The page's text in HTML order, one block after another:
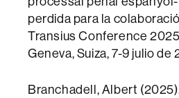
perdida para la
Transius Conference
Geneva, Suiza, 7-9 julio de
Branchadell, Albert